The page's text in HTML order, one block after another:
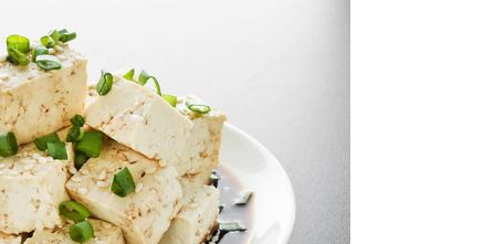
Bébés, jeunes enfants :
quelle trousse à pharmacie
pour les vacances ?